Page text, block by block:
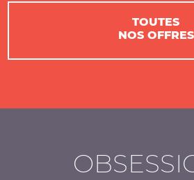
TOUTES
NOS OFFRES